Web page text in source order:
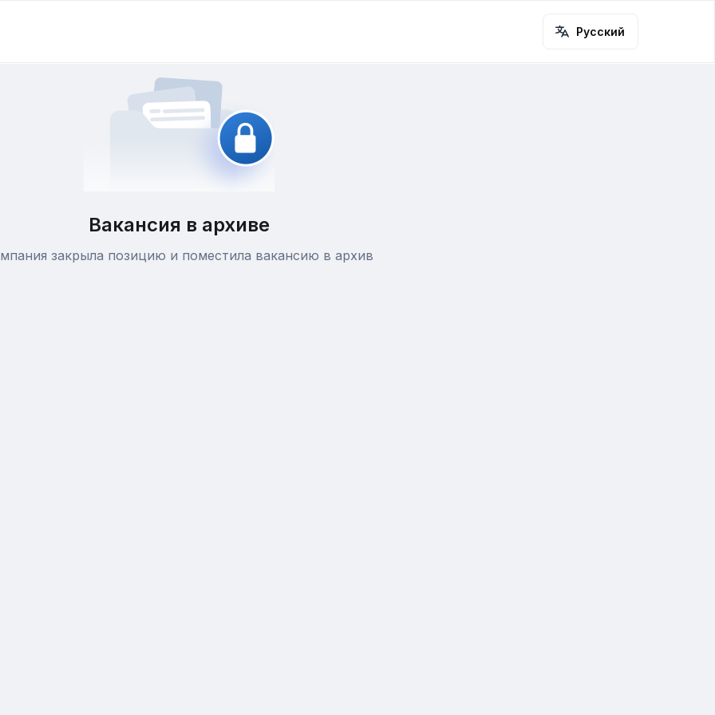
Русский
Вакансия в архиве
закрыла позицию и поместила вакансию в архив